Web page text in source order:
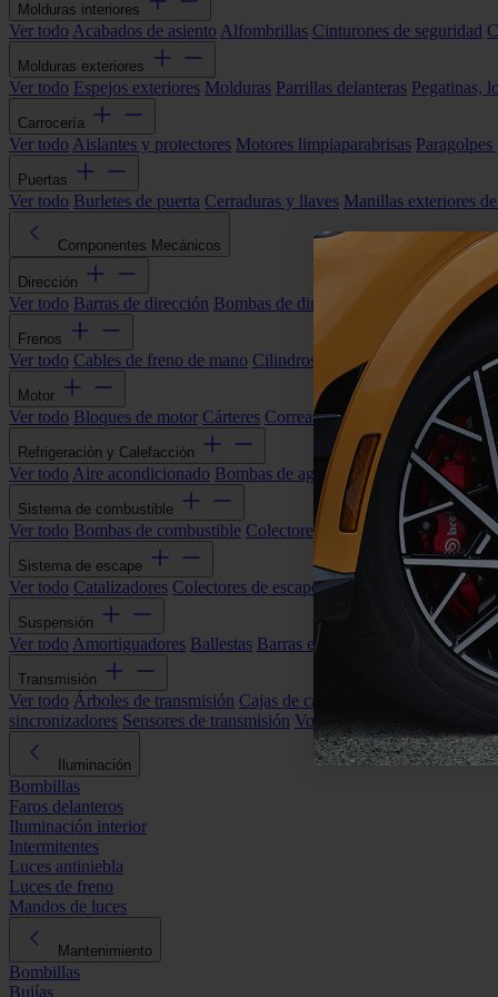
Molduras interiores
Ver todo Acabados de asiento Alfombrillas Cinturones de seguridad
Molduras exteriores
Ver todo Espejos exteriores Molduras Parrillas delanteras Pegatinas,
Carrocería
Ver todo Aislantes y protectores Motores limpiaparabrisas
Puertas
Ver todo Burletes de puerta Cerraduras y llaves Manillas exteriores
Componentes Mecánicos
Dirección
Ver todo Barras de dirección Bombas de dirección asistida
Frenos
Ver todo Cables de freno de mano Cilindros de freno Componentes
Motor
Ver todo Bloques de motor Cárteres Correas alternador Correas y
Refrigeración y Calefacción
Ver todo Aire acondicionado Bombas de agua Electroventiladores
Sistema de combustible
Ver todo Bombas de combustible Colectores de admisión Filtros de
Sistema de escape
Ver todo Catalizadores Colectores de escape Filtros de partículas
Suspensión
Ver todo Amortiguadores Ballestas Barras estabilizadoras Bieletas y
Transmisión
Ver todo Árboles de transmisión Cajas de cambios automáticas
sincronizadores Sensores de transmisión Volantes de motor
Iluminación
Bombillas
Faros delanteros
Iluminación interior
Intermitentes
Luces antiniebla
Luces de freno
Mandos de luces
Mantenimiento
Bombillas
Bujías